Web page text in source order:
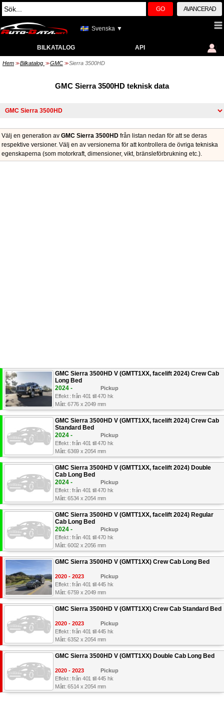
GO AVANCERAD
Svenska ▼
BILKATALOG API
Hem >> Bilkatalog >> GMC >> Sierra 3500HD
GMC Sierra 3500HD teknisk data
Välj en generation av GMC Sierra 3500HD från listan nedan för att se deras
respektive versioner. Välj en av versionerna för att kontrollera de övriga tekniska
egenskaperna (som motorkraft, dimensioner, vikt, bränsleförbrukning etc.).
GMC Sierra 3500HD V (GMTT1XX, facelift 2024) Crew Cab
Long Bed
2024 -
Pickup
Effekt : från 401 till 470 hk
Mått: 6776 x 2049 mm
GMC Sierra 3500HD V (GMTT1XX, facelift 2024) Crew Cab
Standard Bed
2024 -
Pickup
Effekt : från 401 till 470 hk
Mått: 6369 x 2054 mm
GMC Sierra 3500HD V (GMTT1XX, facelift 2024) Double
Cab Long Bed
2024 -
Pickup
Effekt : från 401 till 470 hk
Mått: 6534 x 2054 mm
GMC Sierra 3500HD V (GMTT1XX, facelift 2024) Regular
Cab Long Bed
2024 -
Pickup
Effekt : från 401 till 470 hk
Mått: 6002 x 2056 mm
GMC Sierra 3500HD V (GMTT1XX) Crew Cab Long Bed
2020 - 2023
Pickup
Effekt : från 401 till 445 hk
Mått: 6759 x 2049 mm
GMC Sierra 3500HD V (GMTT1XX) Crew Cab Standard Bed
2020 - 2023
Pickup
Effekt : från 401 till 445 hk
Mått: 6352 x 2054 mm
GMC Sierra 3500HD V (GMTT1XX) Double Cab Long Bed
2020 - 2023
Pickup
Effekt : från 401 till 445 hk
Mått: 6514 x 2054 mm